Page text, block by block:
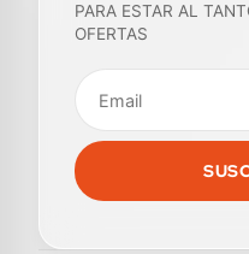
PARA ESTAR AL
OFERTAS